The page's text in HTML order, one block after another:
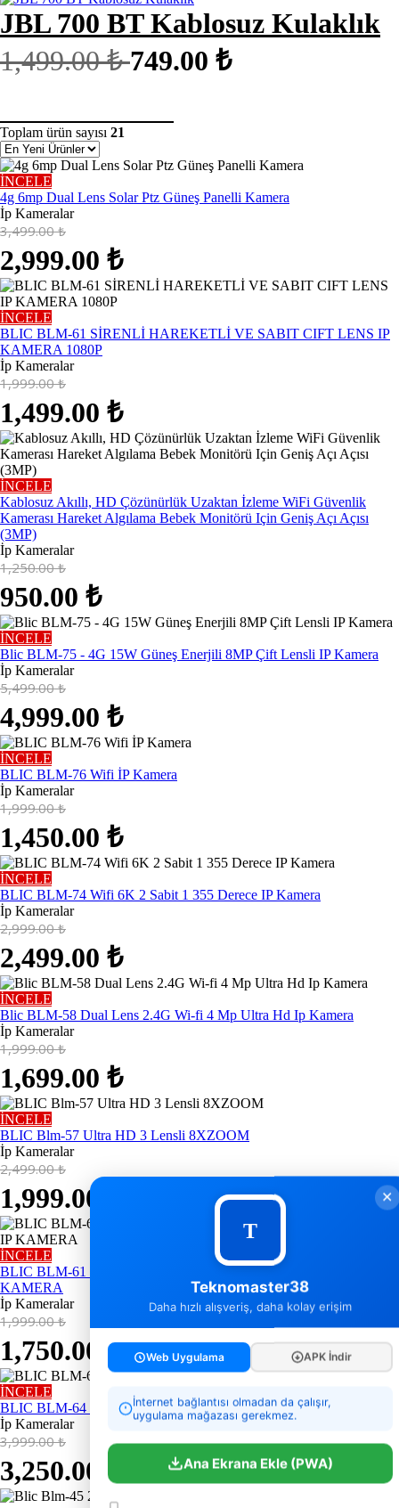
JBL 700 BT Kablosuz Kulaklık
1,499.00 ₺749.00 ₺
Toplam ürün sayısı 21
İNCELE
4g 6mp Dual Lens Solar Ptz Güneş Panelli Kamera
İp Kameralar
3,499.00₺
2,999.00 ₺
İNCELE
BLIC BLM-61 SİRENLİ HAREKETLİ VE SABIT CIFT LENS IP
KAMERA 1080P
İp Kameralar
1,999.00₺
1,499.00 ₺
İNCELE
Kablosuz Akıllı, HD Çözünürlük Uzaktan İzleme WiFi Güvenlik
Kamerası Hareket Algılama Bebek Monitörü Için Geniş Açı Açısı
(3MP)
İp Kameralar
1,250.00₺
950.00 ₺
İNCELE
Blic BLM-75 - 4G 15W Güneş Enerjili 8MP Çift Lensli IP Kamera
İp Kameralar
5,499.00₺
4,999.00 ₺
İNCELE
BLIC BLM-76 Wifi İP Kamera
İp Kameralar
1,999.00₺
1,450.00 ₺
İNCELE
BLIC BLM-74 Wifi 6K 2 Sabit 1 355 Derece IP Kamera
İp Kameralar
2,999.00₺
2,499.00 ₺
İNCELE
Blic BLM-58 Dual Lens 2.4G Wi-fi 4 Mp Ultra Hd Ip Kamera
İp Kameralar
1,999.00₺
1,699.00 ₺
İNCELE
BLIC Blm-57 Ultra HD 3 Lensli 8XZOOM
İp Kameralar
2,499.00₺
1,999.00
İNCELE
BLIC BLM-61 SİRENLİ HAREKETLİ VE SABIT CIFT LENS IP
KAMERA
İp Kameralar
1,999.00₺
1,750.00 ₺
İNCELE
BLIC BLM-64 Solar Panel ve Sim Kartlı IP Kamera
İp Kameralar
3,999.00₺
3,250.00 ₺
✕
Teknomaster38
Daha hızlı alışveriş, daha kolay erişim
Web Uygulama APK İndir
İnternet bağlantısı olmadan da çalışır,
uygulama mağazası gerekmez.
Ana Ekrana Ekle (PWA)